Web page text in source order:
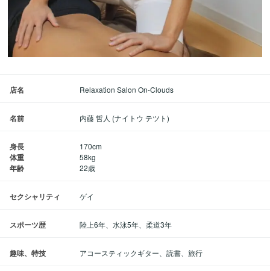
店名 Relaxation Salon On-Clouds
名前 内藤 哲人 (ナイトウ テツト)
身長
体重
年齢
170cm
58kg
22歳
セクシャリティ ゲイ
スポーツ歴 陸上6年、水泳5年、柔道3年
趣味、特技 アコースティックギター、読書、旅行